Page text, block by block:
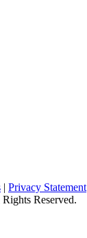
| Privacy Statement
Reserved.